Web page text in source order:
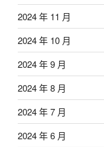
2024 年 11 月
2024 年 10 月
2024 年 9 月
2024 年 8 月
2024 年 7 月
2024 年 6 月